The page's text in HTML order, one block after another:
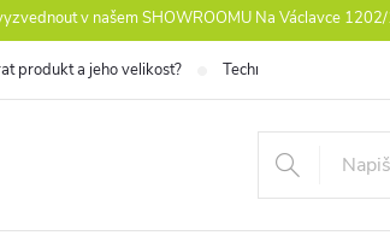
v našem SHOWROOMU Na Václavce
produkt a jeho velikost? Technologie